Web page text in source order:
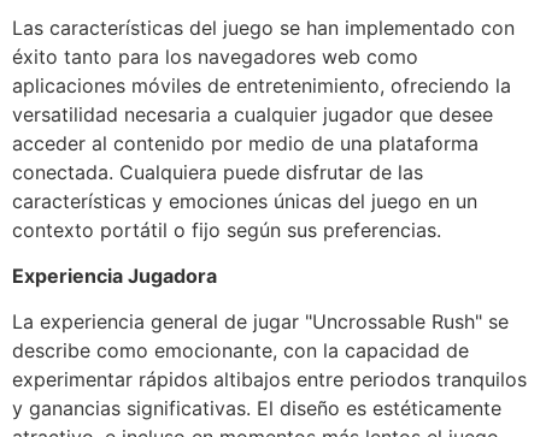
Las características del juego se han implementado con
éxito tanto para los navegadores web como
aplicaciones móviles de entretenimiento, ofreciendo la
versatilidad necesaria a cualquier jugador que desee
acceder al contenido por medio de una plataforma
conectada. Cualquiera puede disfrutar de las
características y emociones únicas del juego en un
contexto portátil o fijo según sus preferencias.
Experiencia Jugadora
La experiencia general de jugar "Uncrossable Rush" se
describe como emocionante, con la capacidad de
experimentar rápidos altibajos entre periodos tranquilos
y ganancias significativas. El diseño es estéticamente